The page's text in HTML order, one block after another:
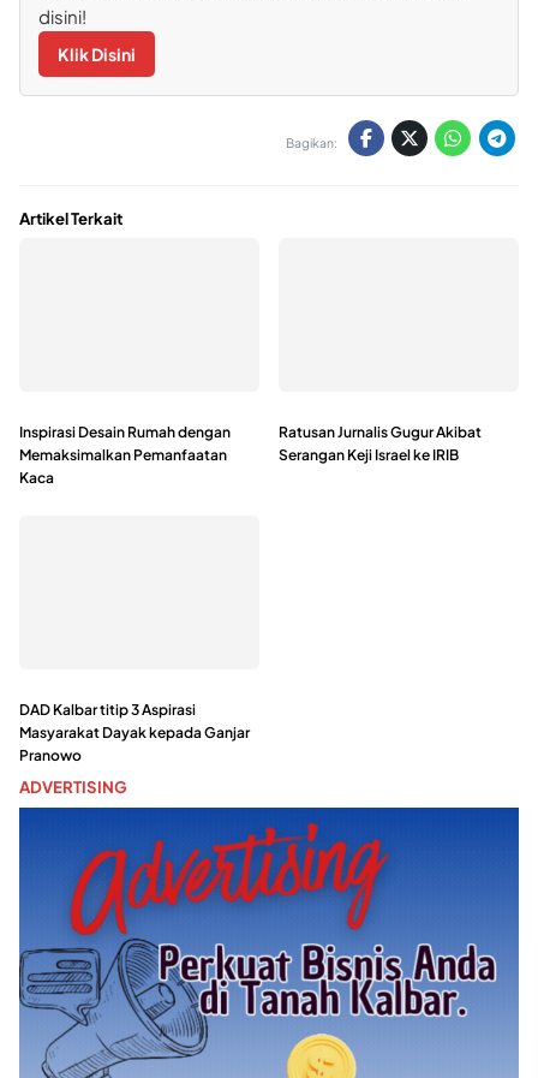
disini!
Klik Disini
Bagikan:
Artikel Terkait
Inspirasi Desain Rumah dengan
Memaksimalkan Pemanfaatan
Kaca
Ratusan Jurnalis Gugur Akibat
Serangan Keji Israel ke IRIB
DAD Kalbar titip 3 Aspirasi
Masyarakat Dayak kepada Ganjar
Pranowo
ADVERTISING